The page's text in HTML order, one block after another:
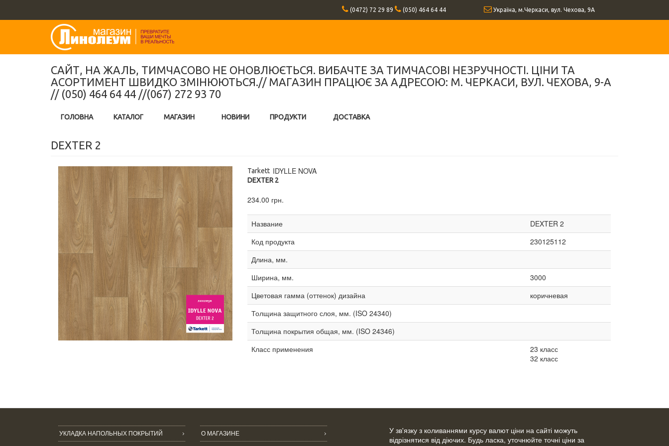
Україна, м.Черкаси, вул. Чехова, 9А
(0472) 72 29 89 (050) 464 64 44
САЙТ, НА ЖАЛЬ, ТИМЧАСОВО НЕ ОНОВЛЮЄТЬСЯ. ВИБАЧТЕ ЗА ТИМЧАСОВІ НЕЗРУЧНОСТІ. ЦІНИ ТА
АСОРТИМЕНТ ШВИДКО ЗМІНЮЮТЬСЯ.// МАГАЗИН ПРАЦЮЄ ЗА АДРЕСОЮ: М. ЧЕРКАСИ, ВУЛ. ЧЕХОВА, 9-А
// (050) 464 64 44 //(067) 272 93 70
ГОЛОВНА КАТАЛОГ МАГАЗИН НОВИНИ ПРОДУКТИ ДОСТАВКА
DEXTER 2
Tarkett IDYLLE NOVA
DEXTER 2
234.00 грн.
Название
DEXTER 2
Код продукта
230125112
Длина, мм.
Ширина, мм.
3000
Цветовая гамма (оттенок) дизайна
коричневая
Толщина защитного слоя, мм. (ISO 24340)
Толщина покрытия общая, мм. (ISO 24346)
Класс применения
23 класс
32 класс
УКЛАДКА НАПОЛЬНЫХ ПОКРЫТИЙ О МАГАЗИНЕ
У зв'язку з коливаннями курсу валют ціни на сайті можуть
відрізнятися від діючих. Будь ласка, уточнюйте точні ціни за